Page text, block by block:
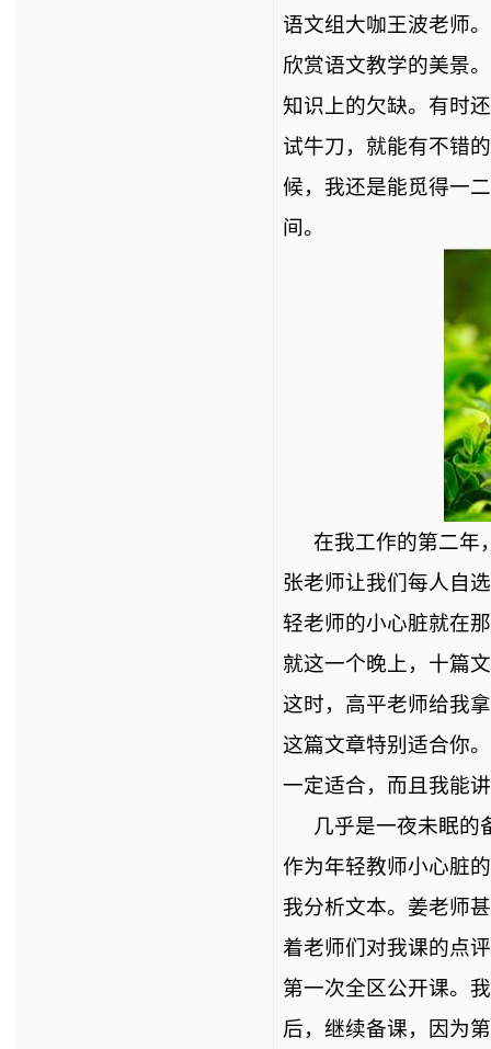
语文组大咖王波老师
欣赏语文教学的美景
知识上的欠缺。有时
试牛刀，就能有不错
候，我还是能觅得一
间。
在我工作的第二年
张老师让我们每人自
轻老师的小心脏就在
就这一个晚上，十篇
这时，高平老师给我
这篇文章特别适合你
一定适合，而且我能
几乎是一夜未眠的
作为年轻教师小心脏
我分析文本。姜老师
着老师们对我课的点
第一次全区公开课。
后，继续备课，因为